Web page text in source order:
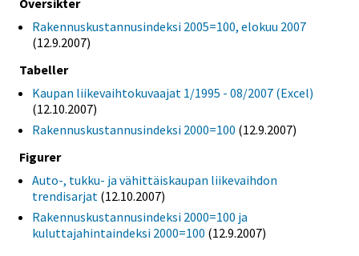
Översikter
Rakennuskustannusindeksi 2005=100, elokuu 2007
(12.9.2007)
Tabeller
Kaupan liikevaihtokuvaajat 1/1995 - 08/2007 (Excel)
(12.10.2007)
Rakennuskustannusindeksi 2000=100 (12.9.2007)
Figurer
Auto-, tukku- ja vähittäiskaupan liikevaihdon
trendisarjat (12.10.2007)
Rakennuskustannusindeksi 2000=100 ja
kuluttajahintaindeksi 2000=100 (12.9.2007)